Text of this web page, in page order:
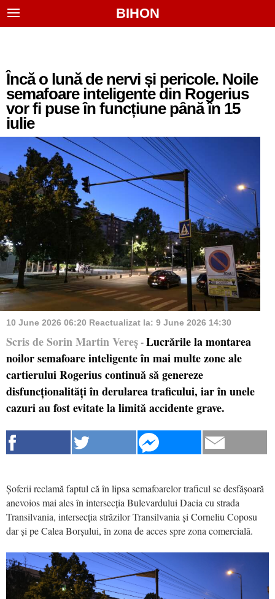
BIHON
Încă o lună de nervi și pericole. Noile
semafoare inteligente din Rogerius
vor fi puse în funcțiune până în 15
iulie
10 June 2026 06:20 Reactualizat la: 9 June 2026 14:30
Scris de Sorin Martin Vereș - Lucrările la montarea
noilor semafoare inteligente în mai multe zone ale
cartierului Rogerius continuă să genereze
disfuncționalități în derularea traficului, iar în unele
cazuri au fost evitate la limită accidente grave.
Șoferii reclamă faptul că în lipsa semafoarelor traficul se desfășoară
anevoios mai ales în intersecția Bulevardului Dacia cu strada
Transilvania, intersecția străzilor Transilvania și Corneliu Coposu
dar și pe Calea Borșului, în zona de acces spre zona comercială.